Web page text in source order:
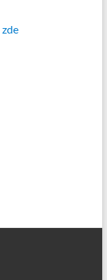
zde